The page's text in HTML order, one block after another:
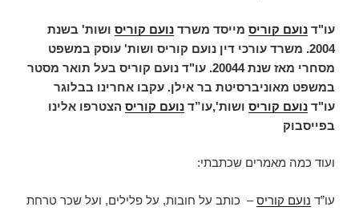
עו"ד נועם קוריס מייסד משרד נועם קוריס ושות' בשנת
2004. משרד עורכי דין נועם קוריס ושות' עוסק במשפט
מסחרי מאז שנת 20044. עו"ד נועם קוריס בעל תואר מסטר
במשפט מאוניברסיטת בר אילן. עקבו אחרינו בבלוגר
עו"ד נועם קוריס ושות',עו”ד נועם קוריס הצטרפו אלינו
בפייסבוק
ועוד כמה מאמרים שכתבתי:
עו”ד נועם קוריס– כותב על חובות, על פלילים, ועל שכר טרחת